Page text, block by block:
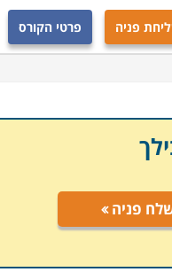
פניה פרטי הקורס
פניה